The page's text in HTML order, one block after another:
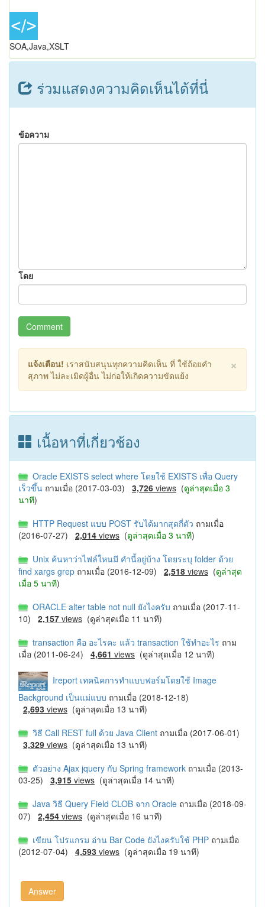
SOA,Java,XSLT
ร่วมแสดงความคิดเห็นได้ที่นี่
ข้อความ
โดย
Comment
×
แจ้งเตือน! เราสนับสนุนทุกความคิดเห็น ที่ ใช้ถ้อยคำ
สุภาพ ไม่ละเมิดผู้อื่น ไม่ก่อให้เกิดความขัดแย้ง
เนื้อหาที่เกี่ยวช้อง
Oracle EXISTS select where โดยใช้ EXISTS เพื่อ Query
เร็วขึ้น ถามเมื่อ (2017-03-03) 3,726 views (ดูล่าสุดเมื่อ 3
นาที)
HTTP Request แบบ POST รับได้มากสุดกี่ตัว ถามเมื่อ
(2016-07-27) 2,014 views (ดูล่าสุดเมื่อ 3 นาที)
Unix ค้นหาว่าไฟล์ใหนมี คำนี้อยู่บ้าง โดยระบุ folder ด้วย
find xargs grep ถามเมื่อ (2016-12-09) 2,518 views (ดูล่าสุด
เมื่อ 5 นาที)
ORACLE alter table not null ยังไงครับ ถามเมื่อ (2017-11-
10) 2,157 views (ดูล่าสุดเมื่อ 11 นาที)
transaction คือ อะไรคะ แล้ว transaction ใช้ทำอะไร ถาม
เมื่อ (2011-06-24) 4,661 views (ดูล่าสุดเมื่อ 12 นาที)
Ireport เทคนิคการทำแบบฟอร์มโดยใช้ Image
Background เป็นแม่แบบ ถามเมื่อ (2018-12-18)
2,693 views (ดูล่าสุดเมื่อ 13 นาที)
วิธี Call REST full ด้วย Java Client ถามเมื่อ (2017-06-01)
3,329 views (ดูล่าสุดเมื่อ 13 นาที)
ตัวอย่าง Ajax jquery กับ Spring framework ถามเมื่อ (2013-
03-25) 3,915 views (ดูล่าสุดเมื่อ 14 นาที)
Java วิธี Query Field CLOB จาก Oracle ถามเมื่อ (2018-09-
07) 2,454 views (ดูล่าสุดเมื่อ 16 นาที)
เขียน โปรแกรม อ่าน Bar Code ยังไงครับใช้ PHP ถามเมื่อ
(2012-07-04) 4,593 views (ดูล่าสุดเมื่อ 19 นาที)